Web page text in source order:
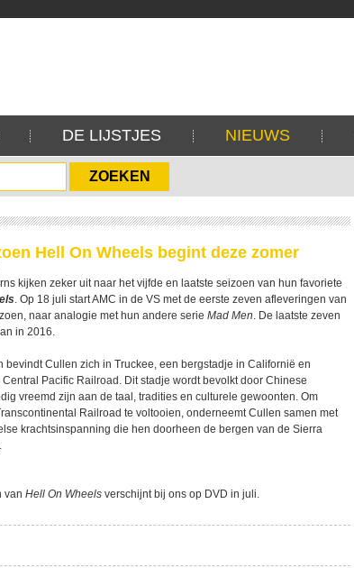
DE LIJSTJES NIEUWS
Hell On Wheels begint deze zomer
kijken zeker uit naar het vijfde en laatste seizoen van hun favoriete
. Op 18 juli start AMC in de VS met de eerste zeven afleveringen van
naar analogie met hun andere serie Mad Men. De laatste zeven
in 2016.
bevindt Cullen zich in Truckee, een bergstadje in Californië en
Pacific Railroad. Dit stadje wordt bevolkt door Chinese
vreemd zijn aan de taal, tradities en culturele gewoonten. Om
Railroad te voltooien, onderneemt Cullen samen met
krachtsinspanning die hen doorheen de bergen van de Sierra
van Hell On Wheels verschijnt bij ons op DVD in juli.